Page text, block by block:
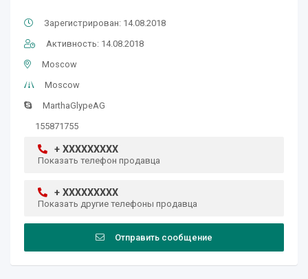
Зарегистрирован: 14.08.2018
Активность: 14.08.2018
Moscow
Moscow
MarthaGlypeAG
155871755
+ XXXXXXXXX
Показать телефон продавца
+ XXXXXXXXX
Показать другие телефоны продавца
Отправить сообщение